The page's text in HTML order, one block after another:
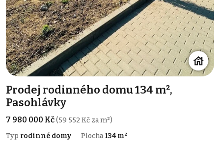
Prodej rodinného domu 134 m²,
Pasohlávky
7 980 000 Kč(59 552 Kč za m²)
Typ rodinné domy Plocha134 m²